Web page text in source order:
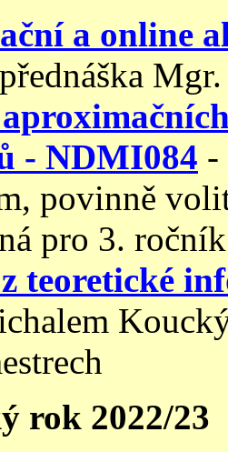
a online
- NDMI084 -
povinně
pro 3. ročník
teoretické
rok 2022/23